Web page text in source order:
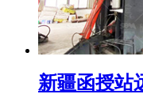
新疆函授站